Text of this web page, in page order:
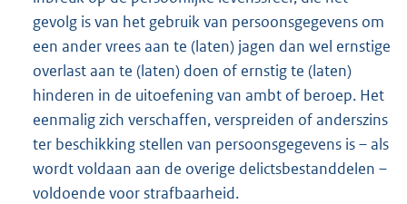
gevolg is van het gebruik van persoonsgegevens om
een ander vrees aan te (laten) jagen dan wel ernstige
overlast aan te (laten) doen of ernstig te (laten)
hinderen in de uitoefening van ambt of beroep. Het
eenmalig zich verschaffen, verspreiden of anderszins
ter beschikking stellen van persoonsgegevens is – als
wordt voldaan aan de overige delictsbestanddelen –
voldoende voor strafbaarheid.